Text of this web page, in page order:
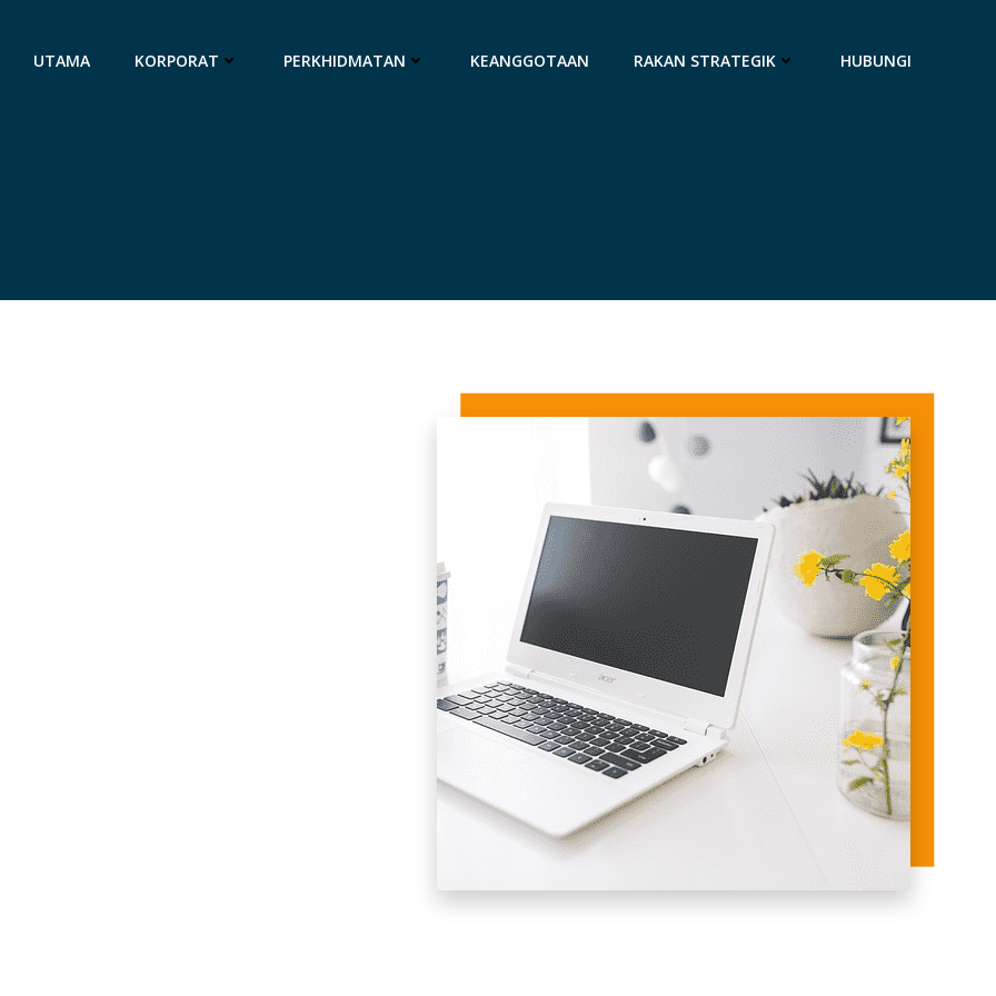
UTAMA KORPORAT PERKHIDMATAN KEANGGOTAAN RAKAN STRATEGIK HUBUNGI